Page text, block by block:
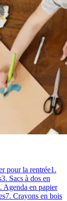
pour la rentrée1.
3. Sacs à dos en
Agenda en papier
7. Crayons en bois